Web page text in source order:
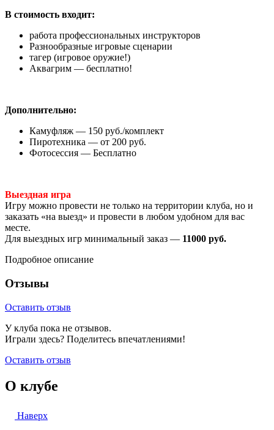
В стоимость входит:
работа профессиональных инструкторов
Разнообразные игровые сценарии
тагер (игровое оружие!)
Аквагрим — бесплатно!
Дополнительно:
Камуфляж — 150 руб./комплект
Пиротехника — от 200 руб.
Фотосессия — Бесплатно
Выездная игра
Игру можно провести не только на территории клуба, но и
заказать «на выезд» и провести в любом удобном для вас
месте.
Для выездных игр минимальный заказ — 11000 руб.
Подробное описание
Отзывы
Оставить отзыв
У клуба пока не отзывов.
Играли здесь? Поделитесь впечатлениями!
Оставить отзыв
О клубе
Наверх